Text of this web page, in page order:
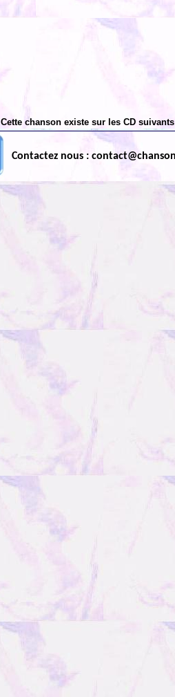
Cette chanson existe sur les CD
Contactez nous :